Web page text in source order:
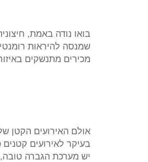
בואו נודה באמת,
שמנסה להיראות
מכירים מתנשקים
אולם האירועים הקטן
יש מערכת הגברה